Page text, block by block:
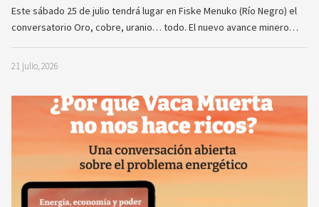
Este sábado 25 de julio tendrá lugar en Fiske Menuko (Río Negro) el
conversatorio Oro, cobre, uranio… todo. El nuevo avance minero…
21 julio, 2026